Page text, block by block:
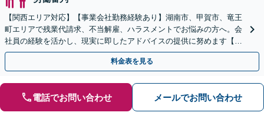
【関西エリア対応】【事業会社勤務経験あり】湖南市、甲賀市、竜王
町エリアで残業代請求、不当解雇、ハラスメントでお悩みの方へ。会
社員の経験を活かし、現実に即したアドバイスの提供に努めます【労
使双方に対応】【Web面談OK】
料金表を見る
電話でお問い合わせ メールでお問い合わせ